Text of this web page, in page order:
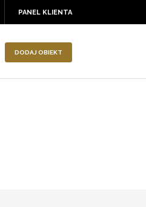
PANEL KLIENTA
DODAJ OBIEKT